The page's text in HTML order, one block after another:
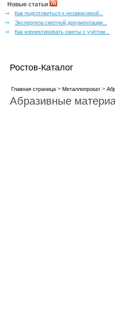
Новые статьи
Как подготовиться к независимой...
Экспертиза сметной документации...
Как корректировать сметы с учётом...
Ростов-Каталог
Главная страница> Металлопрокат>
Абразивные